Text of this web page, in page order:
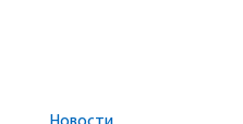
Новости